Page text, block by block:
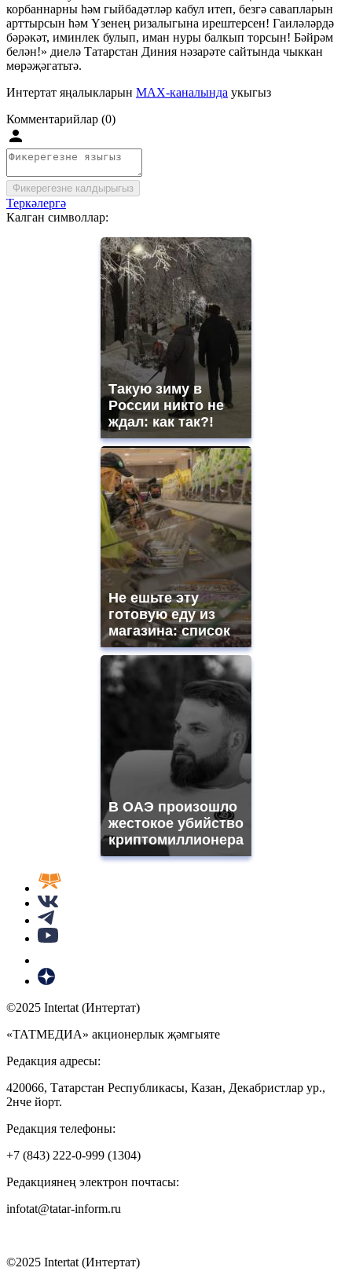
корбаннарны һәм гыйбадәтләр кабул итеп, безгә савапларын
арттырсын һәм Үзенең ризалыгына ирештерсен! Гаиләләрдә
бәрәкәт, иминлек булып, иман нуры балкып торсын! Бәйрәм
белән!» диелә Татарстан Диния нәзарәте сайтында чыккан
мөрәҗәгатьтә.
Интертат яңалыкларын MAX-каналында укыгыз
Комментарийлар (0)
Фикерегезне калдырыгыз
Теркәлергә
Калган символлар:
Такую зиму в
России никто не
ждал: как так?!
Не ешьте эту
готовую еду из
магазина: список
В ОАЭ произошло
жестокое убийство
криптомиллионера
©2025 Intertat (Интертат)
«ТАТМЕДИА» акционерлык җәмгыяте
Редакция адресы:
420066, Татарстан Республикасы, Казан, Декабристлар ур.,
2нче йорт.
Редакция телефоны:
+7 (843) 222-0-999 (1304)
Редакциянең электрон почтасы:
infotat@tatar-inform.ru
©2025 Intertat (Интертат)